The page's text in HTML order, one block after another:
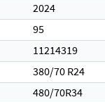
2024
95
11214319
380/70 R24
480/70R34